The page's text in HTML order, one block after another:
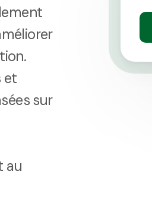
et
sur
au